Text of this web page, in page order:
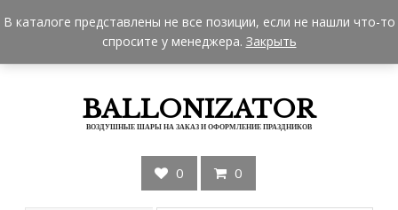
to
+7 962 957-18-50
zakaz@ballonizator.ru
Мы в Москве
Часы работы: 9:00 - 22:00
BALLONIZATOR
ВОЗДУШНЫЕ ШАРЫ НА ЗАКАЗ И ОФОРМЛЕНИЕ ПРАЗДНИКОВ
0 0
В каталоге представлены не все позиции, если не нашли что-то
спросите у менеджера. Закрыть